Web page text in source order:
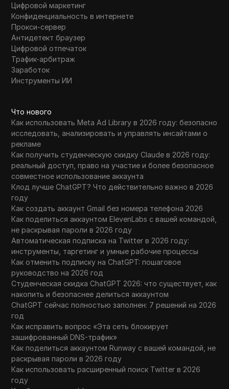
Цифровой маркетинг
Конфиденциальность в интернете
Прокси-сервер
Антидетект браузер
Цифровой отпечаток
Трафик-арбитраж
Заработок
Инструменты ИИ
Что нового
Как использовать Meta Ad Library в 2026 году: безопасно
исследовать, анализировать и управлять инсайтами о
рекламе
Как получить студенческую скидку Claude в 2026 году:
реальный доступ, право на участие и более безопасное
совместное использование аккаунта
Клод лучше ChatGPT? Что действительно важно в 2026
году
Как создать аккаунт Gmail без номера телефона 2026
Как поделиться аккаунтом ElevenLabs с вашей командой,
не раскрывая пароли в 2026 году
Автоматическая подписка на Twitter в 2026 году:
инструменты, таргетинг и умные рабочие процессы
Как отменить подписку на ChatGPT: пошаговое
руководство на 2026 год
Студенческая скидка ChatGPT 2026: что существует, как
накопить и безопаснее делиться аккаунтом
ChatGPT сейчас полностью заполнен: 7 решений на 2026
год
Как исправить вопрос «Эта сеть блокирует
зашифрованный DNS-трафик»
Как поделиться аккаунтом Runway с вашей командой, не
раскрывая пароли в 2026 году
Как использовать расширенный поиск Twitter в 2026
году